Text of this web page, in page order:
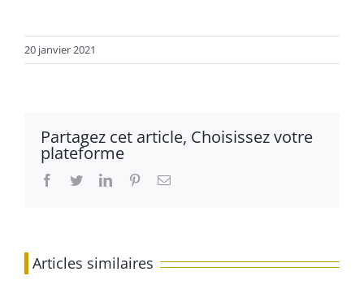
20 janvier 2021
Partagez cet article, Choisissez votre
plateforme
Facebook
TwitterLinkedInPinterestEmail
Articles similaires